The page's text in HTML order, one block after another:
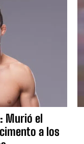
Murió el
a los